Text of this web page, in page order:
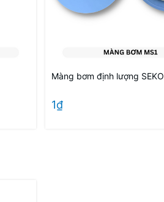
Màng bơm định lượng SEKO
1₫